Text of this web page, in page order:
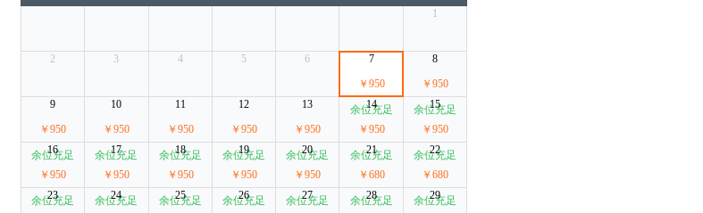
1
2 3 4 5 6
7
￥950
余位充足
8
￥950
余位充足
9
￥950
余位充足
10
￥950
余位充足
11
￥950
余位充足
12
￥950
余位充足
13
￥950
余位充足
14
￥950
余位充足
15
￥950
余位充足
16
￥950
余位充足
17
￥950
余位充足
18
￥950
余位充足
19
￥950
余位充足
20
￥950
余位充足
21
￥680
余位充足
22
￥680
余位充足
23
24
25
26
27
28
29